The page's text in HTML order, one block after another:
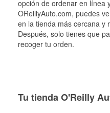
opción de ordenar en línea
OReillyAuto.com, puedes
en la tienda más cercana y
Después, solo tienes que
recoger tu orden.
Tu tienda O'Reilly